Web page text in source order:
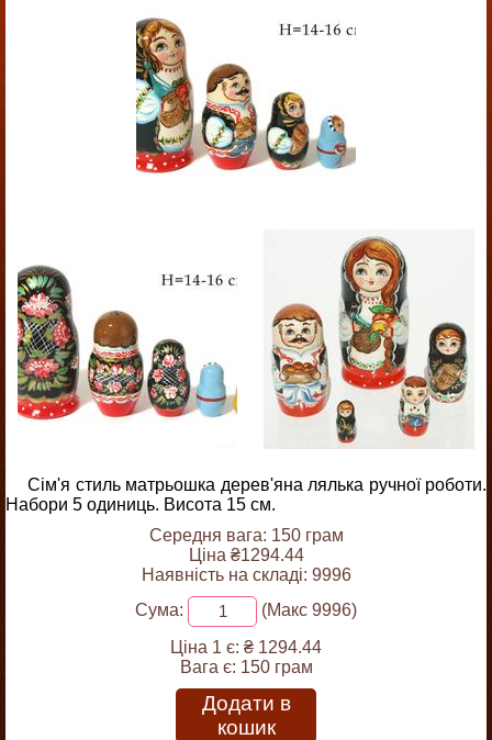
Сім'я стиль матрьошка дерев'яна лялька ручної роботи.
Набори 5 одиниць. Висота 15 см.
Середня вага: 150 грам
Ціна ₴1294.44
Наявність на складі: 9996
Сума:
(Макс 9996)
Ціна 1 є: ₴ 1294.44
Вага є: 150 грам
Додати в
кошик